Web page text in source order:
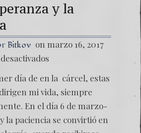
y la
Bitkov on marzo 16, 2017
día de en la cárcel, estas
mi vida, siempre
En el día 6 de marzo-
la paciencia se convirtió en